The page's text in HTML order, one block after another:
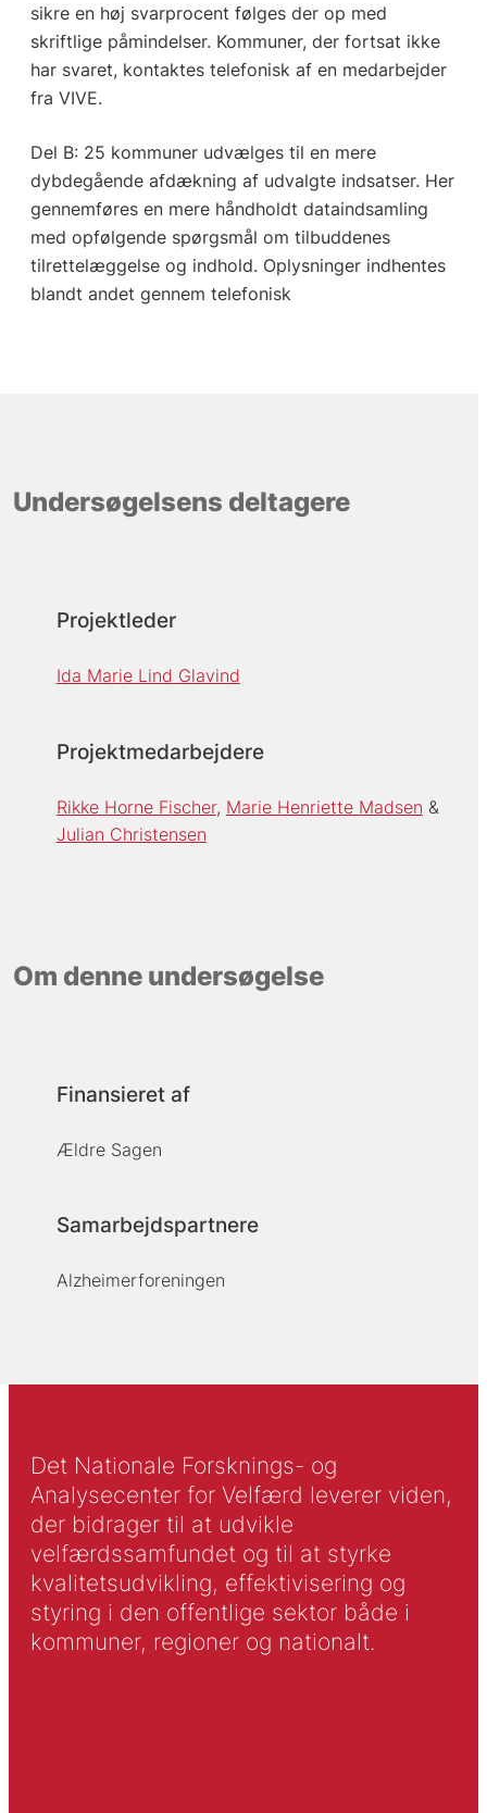
sikre en høj svarprocent følges der op med
skriftlige påmindelser. Kommuner, der fortsat ikke
har svaret, kontaktes telefonisk af en medarbejder
fra VIVE.
Del B: 25 kommuner udvælges til en mere
dybdegående afdækning af udvalgte indsatser. Her
gennemføres en mere håndholdt dataindsamling
med opfølgende spørgsmål om tilbuddenes
tilrettelæggelse og indhold. Oplysninger indhentes
blandt andet gennem telefonisk
Undersøgelsens deltagere
Projektleder
Ida Marie Lind Glavind
Projektmedarbejdere
Rikke Horne Fischer Marie Henriette Madsen
Julian Christensen
Om denne undersøgelse
Finansieret af
Ældre Sagen
Samarbejdspartnere
Alzheimerforeningen
Det Nationale Forsknings- og
Analysecenter for Velfærd leverer viden,
der bidrager til at udvikle
velfærdssamfundet og til at styrke
kvalitetsudvikling, effektivisering og
styring i den offentlige sektor både i
kommuner, regioner og nationalt.